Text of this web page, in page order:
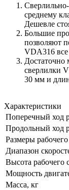
среднему
Дешевле
Большие
позволяют
VDA316 все
Достаточно
сверлилки
30 мм и
Характеристики
Поперечный ход
Продольный ход
Размеры
Диапазон
Высота рабочего
Мощность
Масса, кг